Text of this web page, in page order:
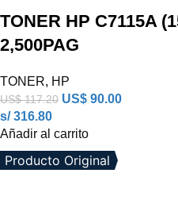
TONER HP C7115A
2,500PAG
TONER, HP
US$117.20 US$ 90.00
s/ 316.80
Añadir al carrito
Producto Original